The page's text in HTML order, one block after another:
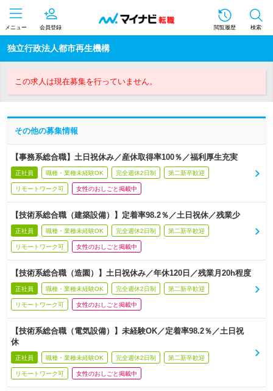
メニュー 会員登録 閲覧履歴 検索
独立行政法人都市再生機構
この求人は現在募集を行っていません。
その他の募集情報
【事務系総合職】土日祝休み／産休取得率100％／福利厚生充実
正社員 職種・業種未経験OK 完全週休2日制 第二新卒歓迎
リモートワーク可 女性のおしごと掲載中
【技術系総合職（建築設備）】定着率98.2％／土日祝休／残業少
正社員 職種・業種未経験OK 完全週休2日制 第二新卒歓迎
リモートワーク可 女性のおしごと掲載中
【技術系総合職（造園）】土日祝休み／年休120日／残業月20h程度
正社員 職種・業種未経験OK 完全週休2日制 第二新卒歓迎
リモートワーク可 女性のおしごと掲載中
【技術系総合職（電気設備）】未経験OK／定着率98.2％／土日祝
休
正社員 職種・業種未経験OK 完全週休2日制 第二新卒歓迎
リモートワーク可 女性のおしごと掲載中